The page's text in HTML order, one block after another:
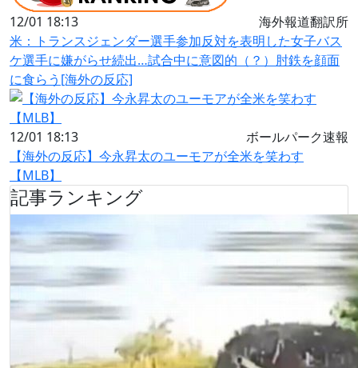
12/01 18:13
海外報道翻訳所
米：トランスジェンダー選手参加反対を表明した女子バス
ケ選手に嫌がらせ続出…試合中に意図的（？）肘鉄を顔面
に食らう[海外の反応]
12/01 18:13
ボールパーク速報
【海外の反応】今永昇太のユーモアが全米を笑わす
【MLB】
記事ランキング